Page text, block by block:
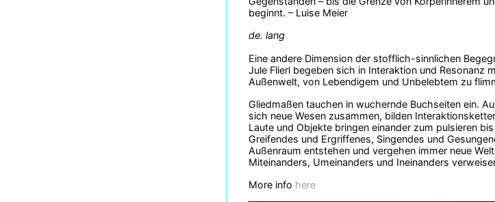
beginnt. – Luise Meier
de. lang
Eine andere Dimension der stofflich-sinnlichen
Jule Flierl begeben sich in Interaktion und Resonanz
Außenwelt, von Lebendigem und Unbelebtem zu
Gliedmaßen tauchen in wuchernde Buchseiten ein.
sich neue Wesen zusammen, bilden
Laute und Objekte bringen einander zum pulsieren
Greifendes und Ergriffenes, Singendes und
Außenraum entstehen und vergehen immer neue
Miteinanders, Umeinanders und Ineinanders
More info here